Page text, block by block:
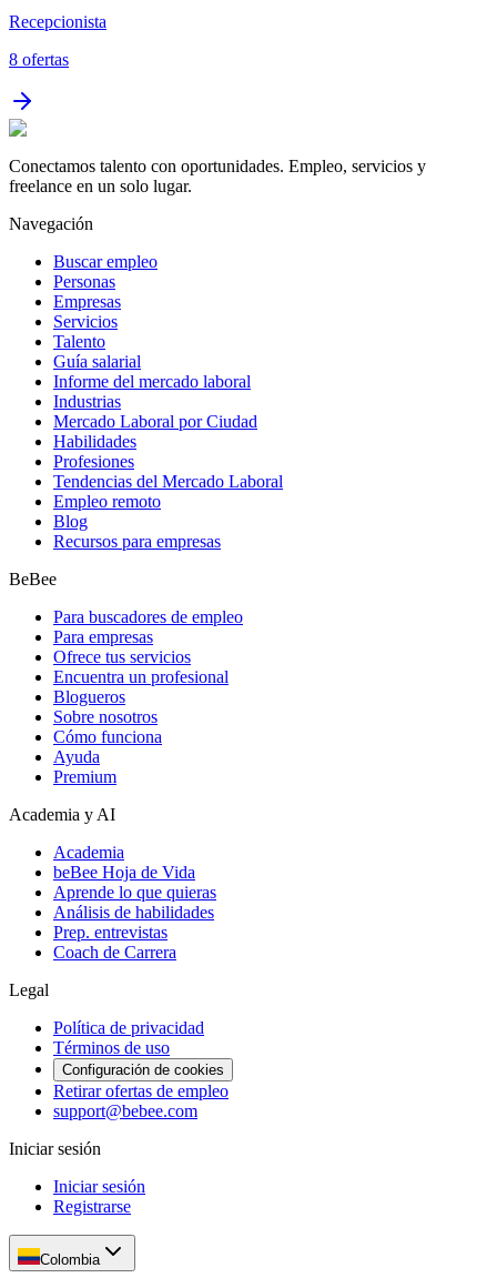
Recepcionista
8 ofertas
Conectamos talento con oportunidades. Empleo, servicios y
freelance en un solo lugar.
Navegación
Buscar empleo
Personas
Empresas
Servicios
Talento
Guía salarial
Informe del mercado laboral
Industrias
Mercado Laboral por Ciudad
Habilidades
Profesiones
Tendencias del Mercado Laboral
Empleo remoto
Blog
Recursos para empresas
BeBee
Para buscadores de empleo
Para empresas
Ofrece tus servicios
Encuentra un profesional
Blogueros
Sobre nosotros
Cómo funciona
Ayuda
Premium
Academia y AI
Academia
beBee Hoja de Vida
Aprende lo que quieras
Análisis de habilidades
Prep. entrevistas
Coach de Carrera
Legal
Política de privacidad
Términos de uso
Configuración de cookies
Retirar ofertas de empleo
support@bebee.com
Iniciar sesión
Iniciar sesión
Registrarse
Colombia